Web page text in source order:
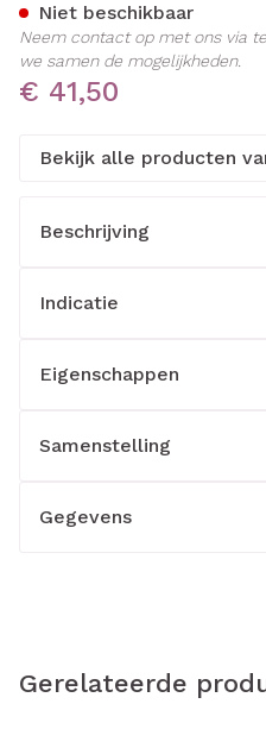
€ 41,50
Niet beschikbaar
Neem contact op met ons via
we samen de mogelijkheden.
Bekijk alle producten
Beschrijving
Indicatie
Eigenschappen
Samenstelling
Gegevens
Gerelateerde